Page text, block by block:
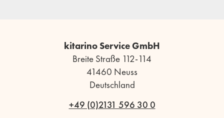
kitarino Service GmbH
Breite Straße 112-114
41460 Neuss
Deutschland
+49 (0)2131 596 30 0